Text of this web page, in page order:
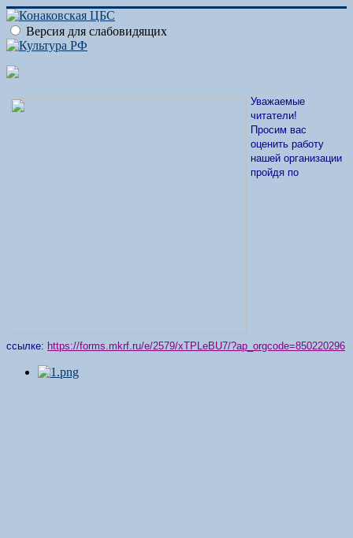
Версия для слабовидящих
Уважаемые
читатели!
Просим вас
оценить работу
нашей организации
пройдя по
ссылке: https://forms.mkrf.ru/e/2579/xTPLeBU7/?ap_orgcode=850220296